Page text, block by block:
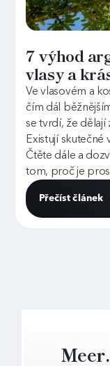
7 výhod
vlasy a
Ve vlasovém a
čím dál
se tvrdí, že dělají
Existují
Čtěte dále a
tom, proč je
Přečíst článek